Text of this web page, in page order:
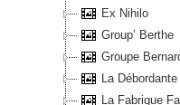
Ex Nihilo
Group’ Berthe
Groupe
La
La Fabrique